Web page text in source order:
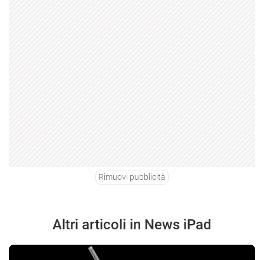
Rimuovi pubblicità
Altri articoli in News iPad